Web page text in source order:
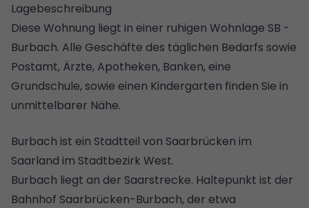
Lagebeschreibung
Diese Wohnung liegt in einer ruhigen Wohnlage SB -
Burbach. Alle Geschäfte des täglichen Bedarfs sowie
Postamt, Ärzte, Apotheken, Banken, eine
Grundschule, sowie einen Kindergarten finden Sie in
unmittelbarer Nähe.
Burbach ist ein Stadtteil von Saarbrücken im
Saarland im Stadtbezirk West.
Burbach liegt an der Saarstrecke. Haltepunkt ist der
Bahnhof Saarbrücken-Burbach, der etwa